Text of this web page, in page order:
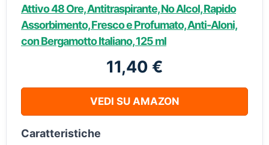
Attivo 48 Ore, Antitraspirante, No Alcol, Rapido
Assorbimento, Fresco e Profumato, Anti-Aloni,
con Bergamotto Italiano, 125 ml
11,40 €
VEDI SU AMAZON
Caratteristiche